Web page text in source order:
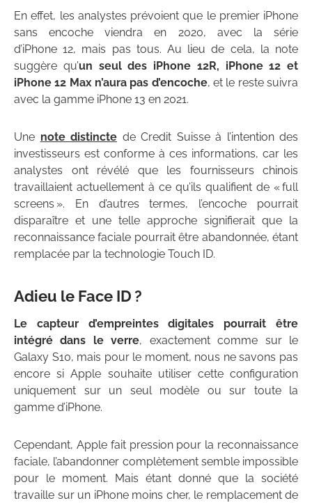
En effet, les analystes prévoient que le premier iPhone
sans encoche viendra en 2020, avec la série
d’iPhone 12, mais pas tous. Au lieu de cela, la note
suggère qu’un seul des iPhone 12R, iPhone 12 et
iPhone 12 Max n’aura pas d’encoche, et le reste suivra
avec la gamme iPhone 13 en 2021.
Une note distincte de Credit Suisse à l’intention des
investisseurs est conforme à ces informations, car les
analystes ont révélé que les fournisseurs chinois
travaillaient actuellement à ce qu’ils qualifient de « full
screens ». En d’autres termes, l’encoche pourrait
disparaître et une telle approche signifierait que la
reconnaissance faciale pourrait être abandonnée, étant
remplacée par la technologie Touch ID.
Adieu le Face ID ?
Le capteur d’empreintes digitales pourrait être
intégré dans le verre, exactement comme sur le
Galaxy S10, mais pour le moment, nous ne savons pas
encore si Apple souhaite utiliser cette configuration
uniquement sur un seul modèle ou sur toute la
gamme d’iPhone.
Cependant, Apple fait pression pour la reconnaissance
faciale, l’abandonner complètement semble impossible
pour le moment. Mais étant donné que la société
travaille sur un iPhone moins cher, le remplacement de